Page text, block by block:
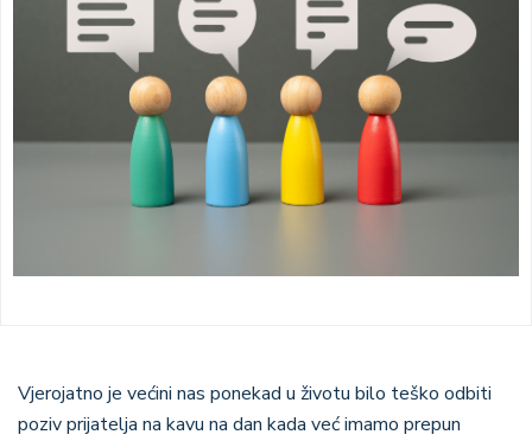
Vjerojatno je većini nas ponekad u životu bilo teško odbiti
poziv prijatelja na kavu na dan kada već imamo prepun